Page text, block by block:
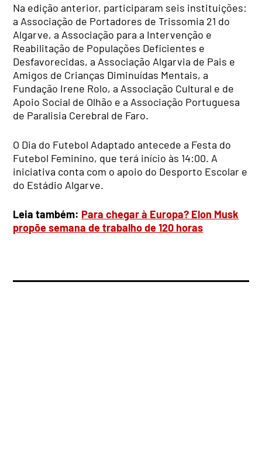
Na edição anterior, participaram seis instituições:
a Associação de Portadores de Trissomia 21 do
Algarve, a Associação para a Intervenção e
Reabilitação de Populações Deficientes e
Desfavorecidas, a Associação Algarvia de Pais e
Amigos de Crianças Diminuídas Mentais, a
Fundação Irene Rolo, a Associação Cultural e de
Apoio Social de Olhão e a Associação Portuguesa
de Paralisia Cerebral de Faro.
O Dia do Futebol Adaptado antecede a Festa do
Futebol Feminino, que terá início às 14:00. A
iniciativa conta com o apoio do Desporto Escolar e
do Estádio Algarve.
Leia também: Para chegar à Europa? Elon Musk
propõe semana de trabalho de 120 horas